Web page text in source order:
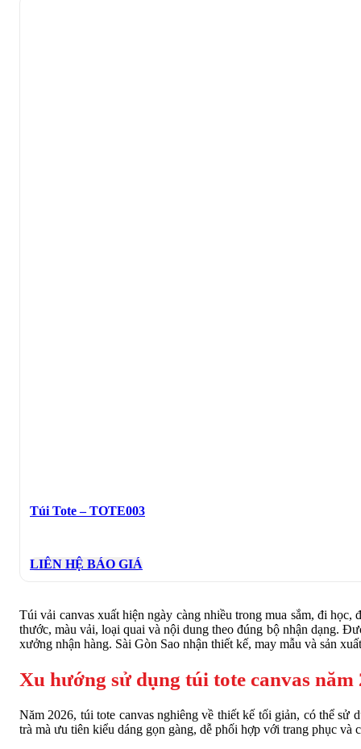
Túi Tote – TOTE003
LIÊN HỆ BÁO GIÁ
Túi vải canvas xuất hiện ngày càng nhiều trong mua sắm, đi
thước, màu vải, loại quai và nội dung theo đúng bộ nhận dạng.
xưởng nhận hàng. Sài Gòn Sao nhận thiết kế, may mẫu và sản
Xu hướng sử dụng túi tote canvas năm
Năm 2026, túi tote canvas nghiêng về thiết kế tối giản, có thể
trà mà ưu tiên kiểu dáng gọn gàng, dễ phối hợp với trang phục và